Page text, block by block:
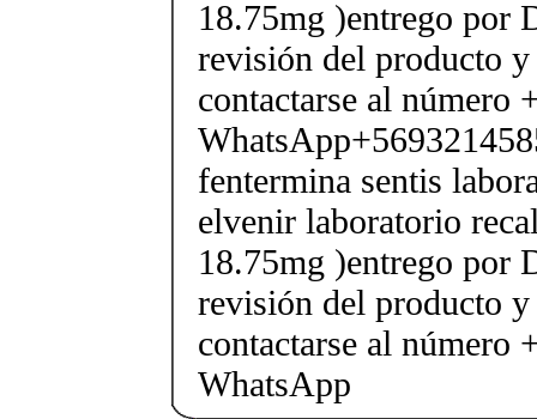
18.75mg )entrego por
revisión del producto
contactarse al número
fentermina sentis
elvenir laboratorio
18.75mg )entrego por
revisión del producto
contactarse al número
WhatsApp